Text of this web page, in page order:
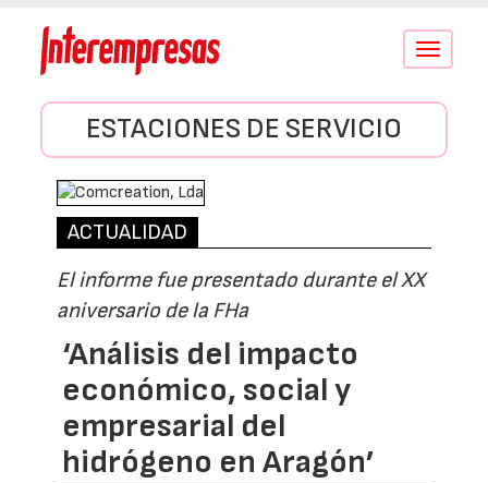
Conmutar
ESTACIONES DE SERVICIO
ACTUALIDAD
El informe fue presentado durante el XX
aniversario de la FHa
‘Análisis del impacto
económico, social y
empresarial del
hidrógeno en Aragón’